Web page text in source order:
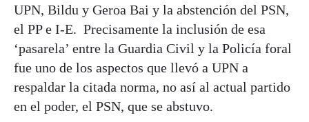
UPN, Bildu y Geroa Bai y la abstención del PSN,
el PP e I-E. Precisamente la inclusión de esa
‘pasarela’ entre la Guardia Civil y la Policía foral
fue uno de los aspectos que llevó a UPN a
respaldar la citada norma, no así al actual partido
en el poder, el PSN, que se abstuvo.